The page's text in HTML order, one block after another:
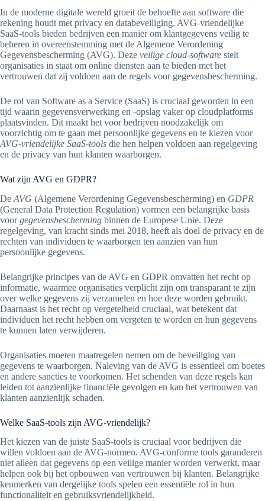
In de moderne digitale wereld groeit de behoefte aan software die
rekening houdt met privacy en databeveiliging. AVG-vriendelijke
SaaS-tools bieden bedrijven een manier om klantgegevens veilig te
beheren in overeenstemming met de Algemene Verordening
Gegevensbescherming (AVG). Deze veilige cloud-software stelt
organisaties in staat om online diensten aan te bieden met het
vertrouwen dat zij voldoen aan de regels voor gegevensbescherming.
De rol van Software as a Service (SaaS) is cruciaal geworden in een
tijd waarin gegevensverwerking en -opslag vaker op cloudplatforms
plaatsvinden. Dit maakt het voor bedrijven noodzakelijk om
voorzichtig om te gaan met persoonlijke gegevens en te kiezen voor
AVG-vriendelijke SaaS-tools die hen helpen voldoen aan regelgeving
en de privacy van hun klanten waarborgen.
Wat zijn AVG en GDPR?
De AVG (Algemene Verordening Gegevensbescherming) en GDPR
(General Data Protection Regulation) vormen een belangrijke basis
voorgegevensbescherming binnen de Europese Unie. Deze
regelgeving, van kracht sinds mei 2018, heeft als doel de privacy en de
rechten van individuen te waarborgen ten aanzien van hun
persoonlijke gegevens.
Belangrijke principes van de AVG en GDPR omvatten het recht op
informatie, waarmee organisaties verplicht zijn om transparant te zijn
over welke gegevens zij verzamelen en hoe deze worden gebruikt.
Daarnaast is het recht op vergetelheid cruciaal, wat betekent dat
individuen het recht hebben om vergeten te worden en hun gegevens
te kunnen laten verwijderen.
Organisaties moeten maatregelen nemen om de beveiliging van
gegevens te waarborgen. Naleving van de AVG is essentieel om boetes
en andere sancties te voorkomen. Het schenden van deze regels kan
leiden tot aanzienlijke financiële gevolgen en kan het vertrouwen van
klanten aanzienlijk schaden.
Welke SaaS-tools zijn AVG-vriendelijk?
Het kiezen van de juiste SaaS-tools is cruciaal voor bedrijven die
willen voldoen aan de AVG-normen. AVG-conforme tools garanderen
niet alleen dat gegevens op een veilige manier worden verwerkt, maar
helpen ook bij het opbouwen van vertrouwen bij klanten. Belangrijke
kenmerken van dergelijke tools spelen een essentiële rol in hun
functionaliteit en gebruiksvriendelijkheid.